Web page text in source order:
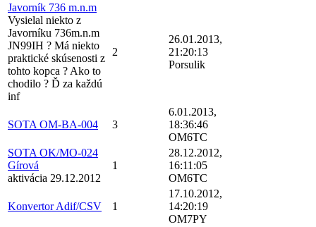
Javorník 736 m.n.m
Vysielal niekto z
Javorníku 736m.n.m
JN99IH ? Má niekto
praktické skúsenosti z
tohto kopca ? Ako to
chodilo ? Ď za každú
inf
2
26.01.2013,
21:20:13
Porsulik
SOTA OM-BA-004 3
6.01.2013,
18:36:46
OM6TC
SOTA OK/MO-024
Gírová
aktivácia 29.12.2012
1
28.12.2012,
16:11:05
OM6TC
Konvertor Adif/CSV 1
17.10.2012,
14:20:19
OM7PY